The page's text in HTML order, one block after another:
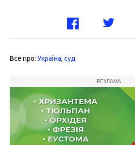
Все про: Україна, суд
РЕКЛАМА